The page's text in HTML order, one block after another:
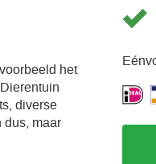
het
diverse
dus, maar